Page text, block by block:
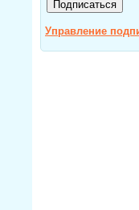
Управление